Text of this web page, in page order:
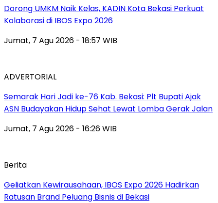
Dorong UMKM Naik Kelas, KADIN Kota Bekasi Perkuat
Kolaborasi di IBOS Expo 2026
Jumat, 7 Agu 2026 - 18:57 WIB
ADVERTORIAL
‎Semarak Hari Jadi ke-76 Kab. Bekasi: Plt Bupati Ajak
ASN Budayakan Hidup Sehat Lewat Lomba Gerak Jalan
Jumat, 7 Agu 2026 - 16:26 WIB
Berita
‎Geliatkan Kewirausahaan, IBOS Expo 2026 Hadirkan
Ratusan Brand Peluang Bisnis di Bekasi